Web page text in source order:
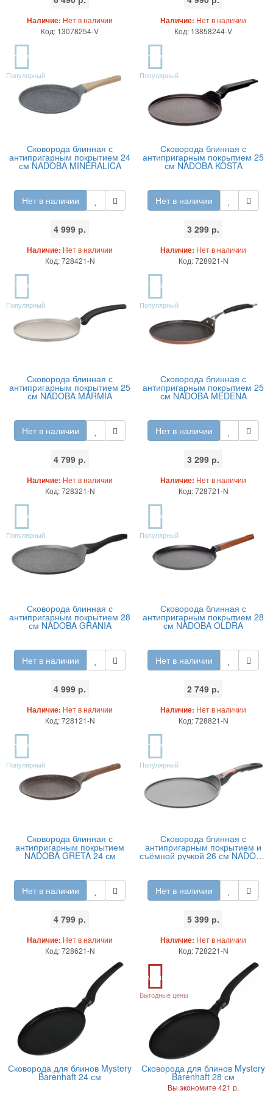
Наличие: Нет в наличии
Код: 13078254-V
Наличие: Нет в наличии
Код: 13858244-V
TOP
Популярный
Сковорода блинная с
антипригарным покрытием 24
см NADOBA MINERALICA
Нет в наличии
4 999 р.
Наличие: Нет в наличии
Код: 728421-N
TOP
Популярный
Сковорода блинная с
антипригарным покрытием 25
см NADOBA KOSTA
Нет в наличии
3 299 р.
Наличие: Нет в наличии
Код: 728921-N
TOP
Популярный
Сковорода блинная с
антипригарным покрытием 25
см NADOBA MARMIA
Нет в наличии
4 799 р.
Наличие: Нет в наличии
Код: 728321-N
TOP
Популярный
Сковорода блинная с
антипригарным покрытием 25
см NADOBA MEDENA
Нет в наличии
3 299 р.
Наличие: Нет в наличии
Код: 728721-N
TOP
Популярный
Сковорода блинная с
антипригарным покрытием 28
см NADOBA GRANIA
Нет в наличии
4 999 р.
Наличие: Нет в наличии
Код: 728121-N
TOP
Популярный
Сковорода блинная с
антипригарным покрытием 28
см NADOBA OLDRA
Нет в наличии
2 749 р.
Наличие: Нет в наличии
Код: 728821-N
TOP
Популярный
Сковорода блинная с
антипригарным покрытием
NADOBA GRETA 24 см
Нет в наличии
4 799 р.
Наличие: Нет в наличии
Код: 728621-N
TOP
Популярный
Сковорода блинная с
антипригарным покрытием и
съёмной ручкой 26 см NADOBA
Нет в наличии
5 399 р.
Наличие: Нет в наличии
Код: 728221-N
Сковорода для блинов Mystery
Barenhaft 24 см
Акция
Выгодные цены
Сковорода для блинов Mystery
Barenhaft 28 см
Вы экономите 421 р.